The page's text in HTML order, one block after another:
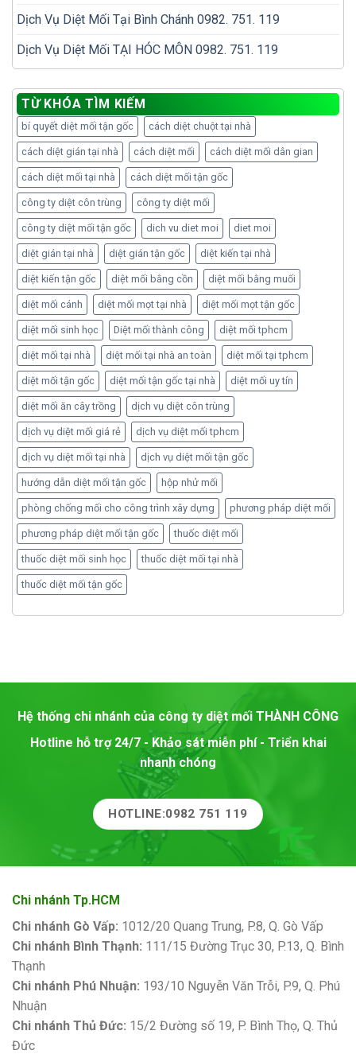
Dịch Vụ Diệt Mối Tại Bình Chánh 0982. 751. 119
Dịch Vụ Diệt Mối TẠI HÓC MÔN 0982. 751. 119
TỪ KHÓA TÌM KIẾM
bí quyết diệt mối tận gốc cách diệt chuột tại nhà
cách diệt gián tại nhà cách diệt mối cách diệt mối dân gian
cách diệt mối tại nhà cách diệt mối tận gốc
công ty diệt côn trùng công ty diệt mối
công ty diệt mối tận gốc dich vu diet moi diet moi
diệt gián tại nhà diệt gián tận gốc diệt kiến tại nhà
diệt kiến tận gốc diệt mối bằng cồn diệt mối bằng muối
diệt mối cánh diệt mối mọt tại nhà diệt mối mọt tận gốc
diệt mối sinh học Diệt mối thành công diệt mối tphcm
diệt mối tại nhà diệt mối tại nhà an toàn diệt mối tại tphcm
diệt mối tận gốc diệt mối tận gốc tại nhà diệt mối uy tín
diệt mối ăn cây trồng dịch vụ diệt côn trùng
dịch vụ diệt mối giá rẻ dịch vụ diệt mối tphcm
dịch vụ diệt mối tại nhà dịch vụ diệt mối tận gốc
hướng dẫn diệt mối tận gốc hộp nhử mối
phòng chống mối cho công trình xây dựng phương pháp diệt mối
phương pháp diệt mối tận gốc thuốc diệt mối
thuốc diệt mối sinh học thuốc diệt mối tại nhà
thuốc diệt mối tận gốc
Hệ thống chi nhánh của công ty diệt mối THÀNH CÔNG
Hotline hỗ trợ 24/7 - Khảo sát miễn phí - Triển khai
nhanh chóng
HOTLINE:0982 751 119
Chi nhánh Tp.HCM
Chi nhánh Gò Vấp: 1012/20 Quang Trung, P.8, Q. Gò Vấp
Chi nhánh Bình Thạnh: 111/15 Đường Trục 30, P.13, Q. Bình
Thạnh
Chi nhánh Phú Nhuận: 193/10 Nguyễn Văn Trỗi, P.9, Q. Phú
Nhuận
Chi nhánh Thủ Đức: 15/2 Đường số 19, P. Bình Thọ, Q. Thủ
Đức